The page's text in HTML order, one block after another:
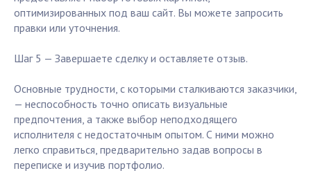
оптимизированных под ваш сайт. Вы можете запросить
правки или уточнения.
Шаг 5 — Завершаете сделку и оставляете отзыв.
Основные трудности, с которыми сталкиваются заказчики,
— неспособность точно описать визуальные
предпочтения, а также выбор неподходящего
исполнителя с недостаточным опытом. С ними можно
легко справиться, предварительно задав вопросы в
переписке и изучив портфолио.